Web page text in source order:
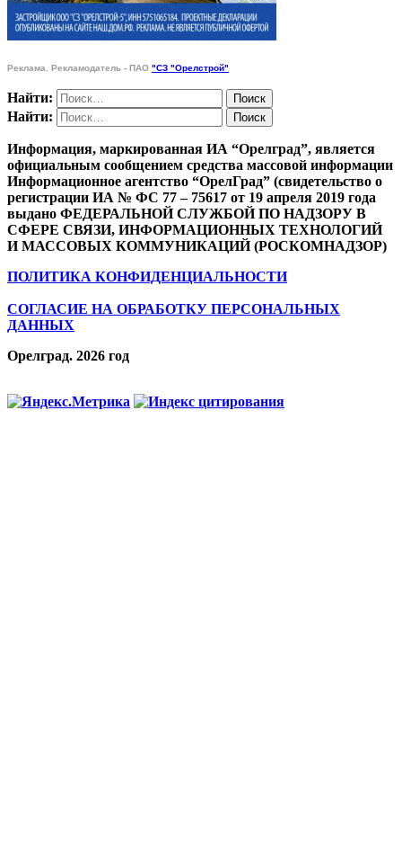
Реклама. Рекламодатель - ПАО "СЗ "Орелстрой"
Найти:
Найти:
Информация, маркированная ИА “Орелград”, является
официальным сообщением средства массовой информации
Информационное агентство “ОрелГрад” (свидетельство о
регистрации ИА № ФС 77 – 75617 от 19 апреля 2019 года
выдано ФЕДЕРАЛЬНОЙ СЛУЖБОЙ ПО НАДЗОРУ В
СФЕРЕ СВЯЗИ, ИНФОРМАЦИОННЫХ ТЕХНОЛОГИЙ
И МАССОВЫХ КОММУНИКАЦИЙ (РОСКОМНАДЗОР)
ПОЛИТИКА КОНФИДЕНЦИАЛЬНОСТИ
СОГЛАСИЕ НА ОБРАБОТКУ ПЕРСОНАЛЬНЫХ
ДАННЫХ
Орелград. 2026 год